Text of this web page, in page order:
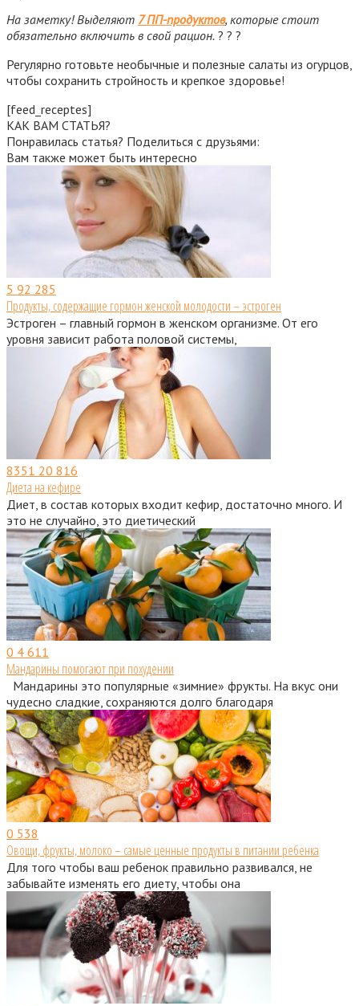
На заметку! Выделяют 7 ПП-продуктов, которые стоит
обязательно включить в свой рацион. ? ? ?
Регулярно готовьте необычные и полезные салаты из огурцов,
чтобы сохранить стройность и крепкое здоровье!
[feed_receptes]
КАК ВАМ СТАТЬЯ?
Понравилась статья? Поделиться с друзьями:
Вам также может быть интересно
5 92 285
Продукты, содержащие гормон женской молодости – эстроген
Эстроген – главный гормон в женском организме. От его
уровня зависит работа половой системы,
8351 20 816
Диета на кефире
Диет, в состав которых входит кефир, достаточно много. И
это не случайно, это диетический
0 4 611
Мандарины помогают при похудении
Мандарины это популярные «зимние» фрукты. На вкус они
чудесно сладкие, сохраняются долго благодаря
0 538
Овощи, фрукты, молоко – самые ценные продукты в питании ребенка
Для того чтобы ваш ребенок правильно развивался, не
забывайте изменять его диету, чтобы она